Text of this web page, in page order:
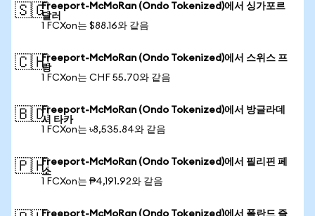
🇸🇬Freeport-McMoRan (Ondo Tokenized)에서 싱가포르
달러
1 FCXon는 $88.16와 같음
🇨🇭Freeport-McMoRan (Ondo Tokenized)에서 스위스 프
랑
1 FCXon는 CHF 55.70와 같음
🇧🇩Freeport-McMoRan (Ondo Tokenized)에서 방글라데
시 타카
1 FCXon는 ৳8,535.84와 같음
🇵🇭Freeport-McMoRan (Ondo Tokenized)에서 필리핀 페
소
1 FCXon는 ₱4,191.92와 같음
Freeport-McMoRan (Ondo Tokenized)에서 폴란드 즐